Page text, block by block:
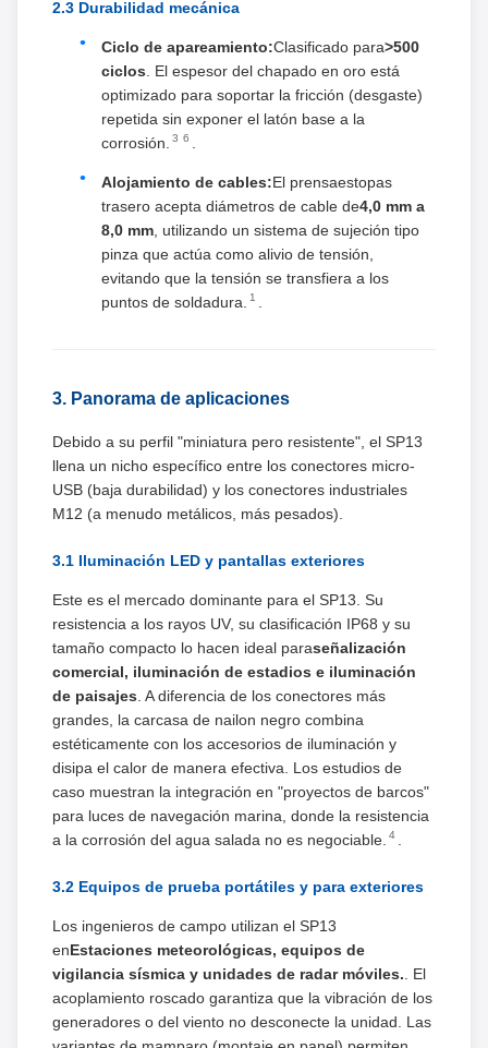
2.3 Durabilidad mecánica
Ciclo de apareamiento:Clasificado para>500
ciclos . El espesor del chapado en oro está
optimizado para soportar la fricción (desgaste)
repetida sin exponer el latón base a la
corrosión.
3 6
Alojamiento de cables:El prensaestopas
trasero acepta diámetros de cable de4,0 mm a
8,0 mm , utilizando un sistema de sujeción tipo
pinza que actúa como alivio de tensión,
evitando que la tensión se transfiera a los
puntos de soldadura.
1
3. Panorama de aplicaciones
Debido a su perfil "miniatura pero resistente", el SP13
llena un nicho específico entre los conectores micro-
USB (baja durabilidad) y los conectores industriales
M12 (a menudo metálicos, más pesados).
3.1 Iluminación LED y pantallas exteriores
Este es el mercado dominante para el SP13. Su
resistencia a los rayos UV, su clasificación IP68 y su
tamaño compacto lo hacen ideal paraseñalización
comercial, iluminación de estadios e iluminación
de paisajes . A diferencia de los conectores más
grandes, la carcasa de nailon negro combina
estéticamente con los accesorios de iluminación y
disipa el calor de manera efectiva. Los estudios de
caso muestran la integración en "proyectos de barcos"
para luces de navegación marina, donde la resistencia
a la corrosión del agua salada no es negociable. 4
3.2 Equipos de prueba portátiles y para exteriores
Los ingenieros de campo utilizan el SP13
enEstaciones meteorológicas, equipos de
vigilancia sísmica y unidades de radar móviles. . El
acoplamiento roscado garantiza que la vibración de los
generadores o del viento no desconecte la unidad. Las